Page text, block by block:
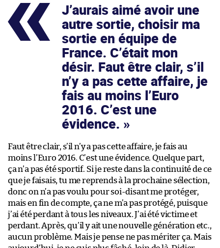
J’aurais aimé avoir une
autre sortie, choisir ma
sortie en équipe de
France. C’était mon
désir. Faut être clair, s’il
n’y a pas cette affaire, je
fais au moins l’Euro
2016. C’est une
évidence.
Faut être clair, s’il n’y a pas cette affaire, je fais au
moins l’Euro 2016. C’est une évidence. Quelque part,
ça n’a pas été sportif. Si je reste dans la continuité de ce
que je faisais, tu me reprends à la prochaine sélection,
donc on n’a pas voulu pour soi-disant me protéger,
mais en fin de compte, ça ne m’a pas protégé, puisque
j’ai été perdant à tous les niveaux. J’ai été victime et
perdant. Après, qu’il y ait une nouvelle génération etc.,
aucun problème. Mais je pense ne pas mériter ça. Mais